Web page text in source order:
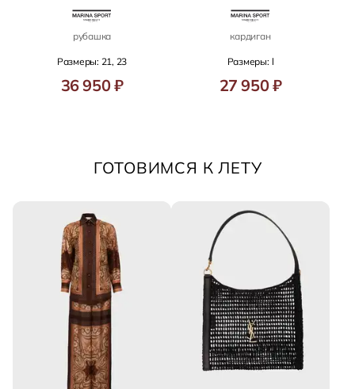
рубашка
Размеры: 21, 23
36 950 ₽
кардиган
Размеры: l
27 950 ₽
ГОТОВИМСЯ К ЛЕТУ